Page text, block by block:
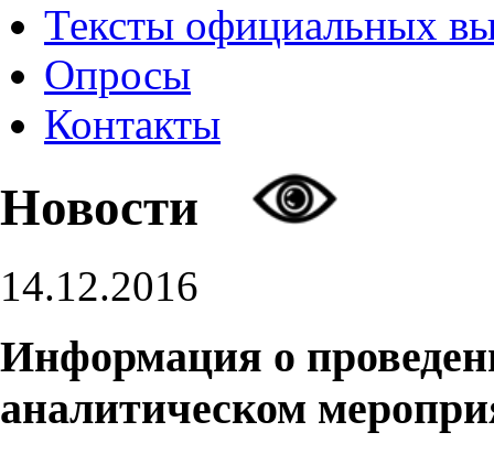
Тексты официальных
Опросы
Контакты
Новости
14.12.2016
Информация о
аналитическом